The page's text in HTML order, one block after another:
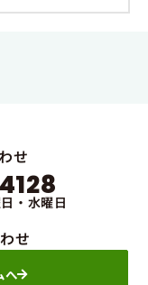
せ
・水曜日
せ
へ